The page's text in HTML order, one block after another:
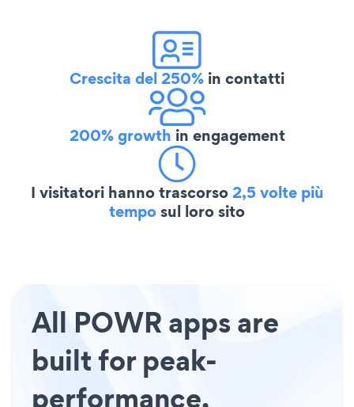
Crescita del 250% in contatti
200% growth in engagement
I visitatori hanno trascorso2,5 volte più
temposul loro sito
All POWR apps are
built for peak-
performance.